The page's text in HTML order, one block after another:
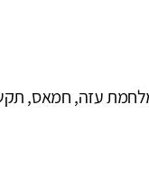
עזה, חמאס, תקשורת,